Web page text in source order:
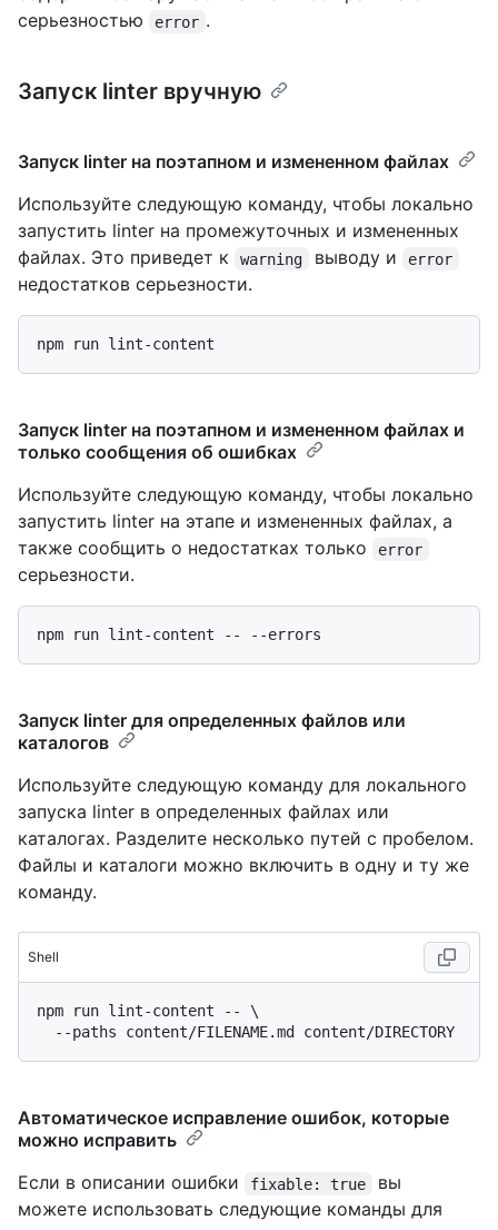
серьезностью
error .
Запуск linter вручную
Запуск linter на поэтапном и измененном файлах
Используйте следующую команду, чтобы локально
запустить linter на промежуточных и измененных
файлах. Это приведет к
warning выводу и error
недостатков серьезности.
Запуск linter на поэтапном и измененном файлах и
только сообщения об ошибках
Используйте следующую команду, чтобы локально
запустить linter на этапе и измененных файлах, а
также сообщить о недостатках только
error
серьезности.
Запуск linter для определенных файлов или
каталогов
Используйте следующую команду для локального
запуска linter в определенных файлах или
каталогах. Разделите несколько путей с пробелом.
Файлы и каталоги можно включить в одну и ту же
команду.
Shell
npm run lint-content -- \
Автоматическое исправление ошибок, которые
можно исправить
Если в описании ошибки
fixable: true
вы
можете использовать следующие команды для